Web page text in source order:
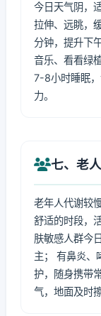
今日天气阴，
拉伸、远眺，
分钟，提升下
音乐、看看绿
7-8小时睡眠
力。
七、老
老年人代谢较
舒适的时段，
肤敏感人群今
主； 有鼻炎、
护，随身携带
气，地面及时